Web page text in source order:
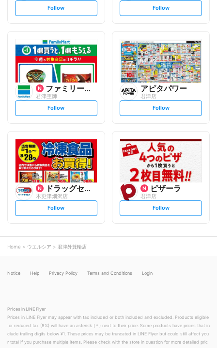
s
t
l
o
w
Follow
s
t
o
w
Follow
ファミリーマート
君津杢師
s
t
l
o
w
Follow
アピタパワー
君津店
s
t
l
o
w
Follow
ドラッグセイムス
木更津畑沢店
s
t
o
w
Follow
ピザーラ
君津店
s
t
Follow
Home ウエルシア 君津外箕輪店
Notice Help Privacy Policy Terms and Conditions Login
Prices in LINE Flyer
Prices in LINE Flyer may appear with tax included or both included and excluded. Products eligible
for reduced tax (8%) will have an asterisk (＊) next to their price. Some products have prices that in
clude trailing digits below ¥1. These prices may be truncated in LINE Flyer but could still affect you
r total if you purchase multiple items. Please check with the store in question for more detailed pric